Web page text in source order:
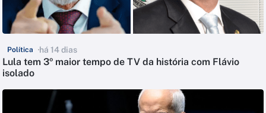
Política há 14 dias
Lula tem 3º maior tempo de TV da história com Flávio
isolado